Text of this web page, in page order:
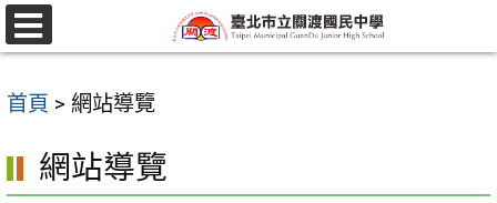
跳
至
要
容
選
單
首頁 > 網站導覽
網站導覽